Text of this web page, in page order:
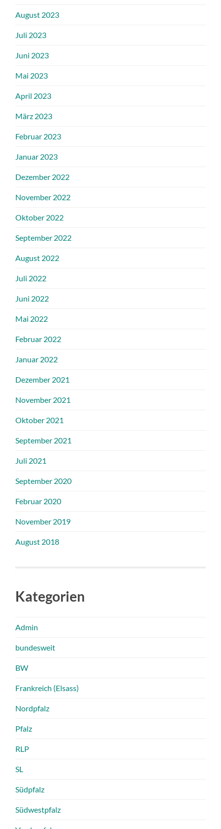
August 2023
Juli 2023
Juni 2023
Mai 2023
April 2023
März 2023
Februar 2023
Januar 2023
Dezember 2022
November 2022
Oktober 2022
September 2022
August 2022
Juli 2022
Juni 2022
Mai 2022
Februar 2022
Januar 2022
Dezember 2021
November 2021
Oktober 2021
September 2021
Juli 2021
September 2020
Februar 2020
November 2019
August 2018
Kategorien
Admin
bundesweit
BW
Frankreich (Elsass)
Nordpfalz
Pfalz
RLP
SL
Südpfalz
Südwestpfalz